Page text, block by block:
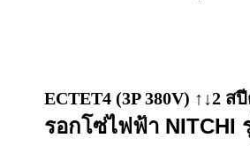
ECTET4 (3P 380V) ↑↓2
รอกโซ่ไฟฟ้า NITCHI